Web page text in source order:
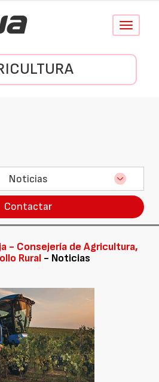
Conmutar
Noticias
Contactar
- Consejería de Agricultura,
Rural - Noticias